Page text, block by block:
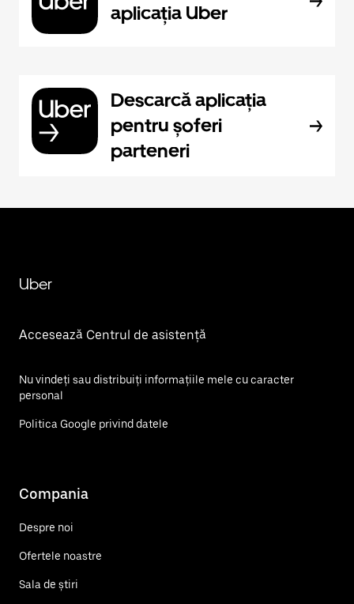
aplicația Uber
Descarcă aplicația
pentru șoferi
parteneri
Uber
Accesează Centrul de asistență
Nu vindeți sau distribuiți informațiile mele cu caracter
personal
Politica Google privind datele
Compania
Despre noi
Ofertele noastre
Sala de știri